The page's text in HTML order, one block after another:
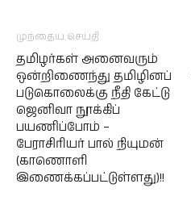
முந்தைய செய்தி
தமிழர்கள் அனைவரும்
ஒன்றிணைந்து தமிழினப்
படுகொலைக்கு நீதி கேட்டு
ஜெனிவா நூக்கிப்
பயணிப்போம் –
பேராசிரியர் பால் நியுமன்
(காணொளி
இணைக்கப்பட்டுள்ளது)!!